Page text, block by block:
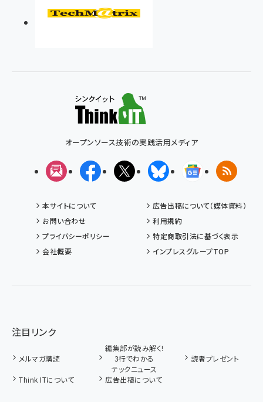
オープンソース技術の実践活用メディア
メルマガFacebookX(エックス)BlueskyGoogleニュ
RSS
本サイトについて
広告出稿について（媒体資料）
お問い合わせ
利用規約
プライバシーポリシー
特定商取引法に基づく表示
会社概要
インプレスグループTOP
注目リンク
メルマガ購読
編集部が読み解く!
3行でわかる
テックニュース
読者プレゼント
Think ITについて 広告出稿について